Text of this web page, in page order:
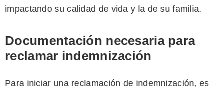
impactando su calidad de vida y la de su familia.
Documentación necesaria para
reclamar indemnización
Para iniciar una reclamación de indemnización, es